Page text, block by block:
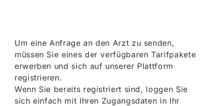
Um eine Anfrage an den Arzt zu senden,
müssen Sie eines der verfügbaren Tarifpakete
erwerben und sich auf unserer Plattform
registrieren.
Wenn Sie bereits registriert sind, loggen Sie
sich einfach mit Ihren Zugangsdaten in Ihr